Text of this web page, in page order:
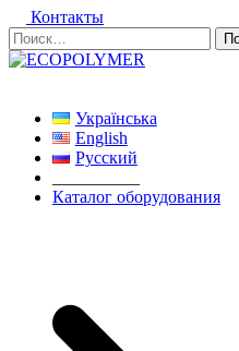
Контакты
Найти:
Українська
English
Русский
Каталог оборудования